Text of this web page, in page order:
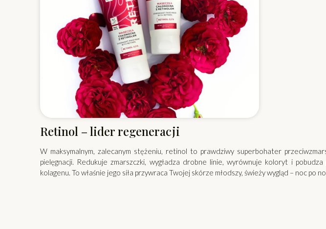
Retinol – lider regeneracji
W maksymalnym, zalecanym stężeniu, retinol to prawdziwy superbohater
pielęgnacji. Redukuje zmarszczki, wygładza drobne linie, wyrównuje koloryt i pobudza
kolagenu. To właśnie jego siła przywraca Twojej skórze młodszy, świeży wygląd – noc po